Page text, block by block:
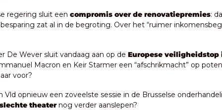
regering sluit een compromis over de renovatiepremies:
zat al in de begroting. Over het “ruimer
De Wever sluit vandaag aan op de Europese veiligheidstop
Macron en Keir Starmer een “afschrikmacht” op
voor?
Vld opnieuw een zoveelste sessie in de Brusselse
theater nog verder aanslepen?